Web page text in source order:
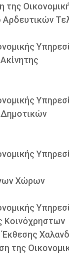
της
Αρδευτικών
Χώρων
Κοινόχρηστων
της